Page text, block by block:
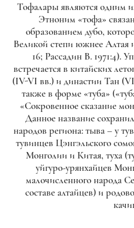
Тофалары являются одним
Этноним «тофа»
образованием дубо,
Великой степи южнее Алтая
16; Рассадин В. 1971:4).
встречается в китайских
(IV-VI вв.) и династии Тан
также в форме «туба»
«Сокровенное сказание
Данное название
народов региона: тыва – у
тувинцев Цэнгэльского
Монголии и Китая, туха
уйгуро-урянхайцев
малочисленного народа
составе алтайцев) и